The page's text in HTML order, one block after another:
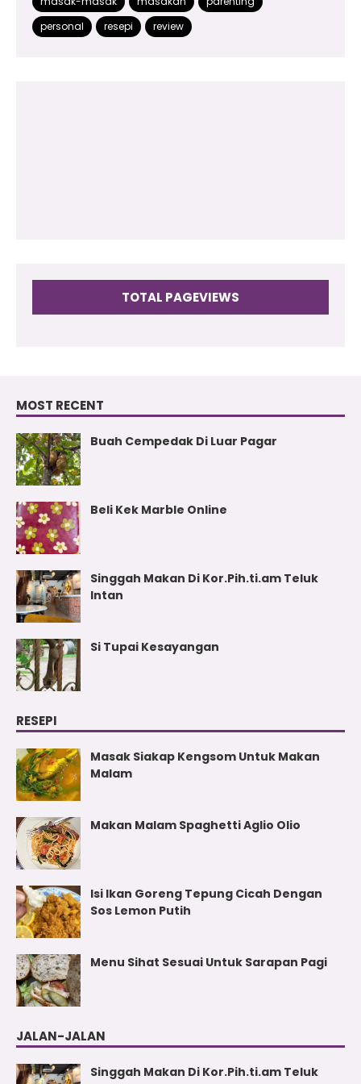
2014
personal
resepi review
TOTAL PAGEVIEWS
MOST RECENT
Buah Cempedak Di Luar Pagar
Beli Kek Marble Online
Singgah Makan Di Kor.Pih.ti.am Teluk
Intan
Si Tupai Kesayangan
RESEPI
Masak Siakap Kengsom Untuk Makan
Malam
Makan Malam Spaghetti Aglio Olio
Isi Ikan Goreng Tepung Cicah Dengan
Sos Lemon Putih
Menu Sihat Sesuai Untuk Sarapan Pagi
JALAN-JALAN
Singgah Makan Di Kor.Pih.ti.am Teluk